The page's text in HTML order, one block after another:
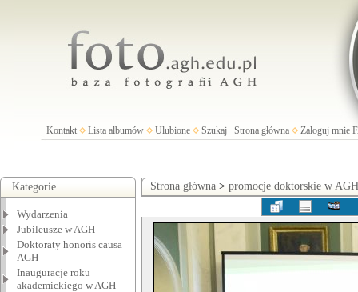
Kontakt Lista albumów Ulubione Szukaj Strona główna Zaloguj mnie
Kategorie
Wydarzenia
Jubileusze w AGH
Doktoraty honoris causa
AGH
Inauguracje roku
akademickiego w AGH
Strona główna > promocje doktorskie w AGH